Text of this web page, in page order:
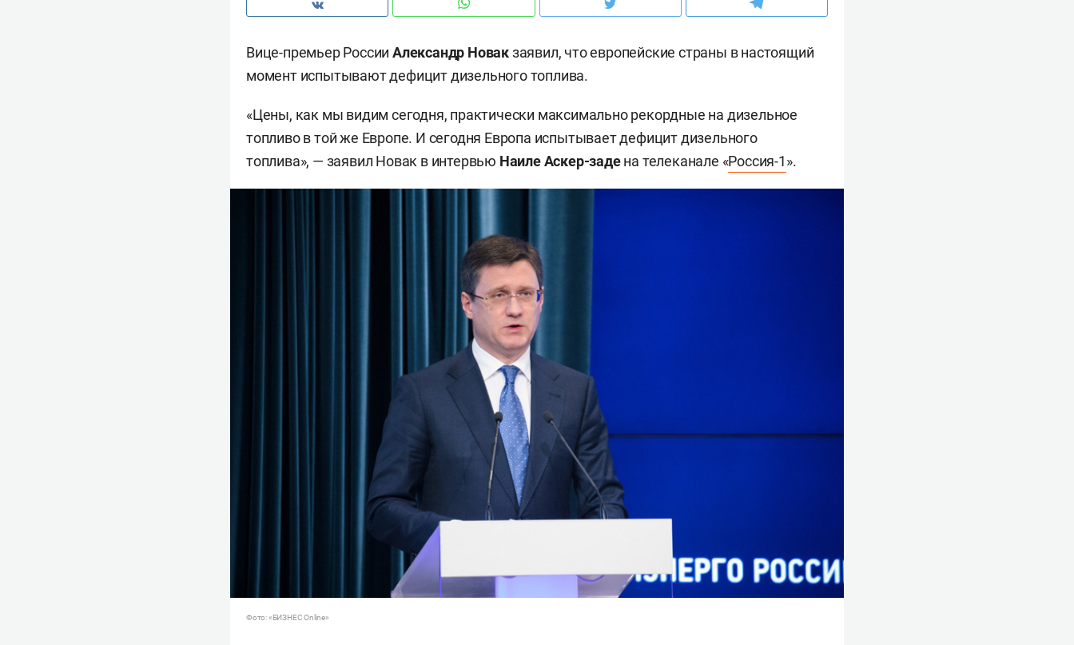
Вице-премьер России Александр Новакзаявил, что европейские страны в настоящий
момент испытывают дефицит дизельного топлива.
«Цены, как мы видим сегодня, практически максимально рекордные на дизельное
топливо в той же Европе. И сегодня Европа испытывает дефицит дизельного
топлива», — заявил Новак в интервью Наиле Аскер-задена телеканале «Россия-1».
Фото: «БИЗНЕС Online»